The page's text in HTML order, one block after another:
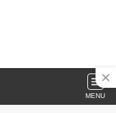
MENU